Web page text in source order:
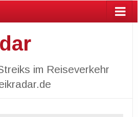
im Reiseverkehr